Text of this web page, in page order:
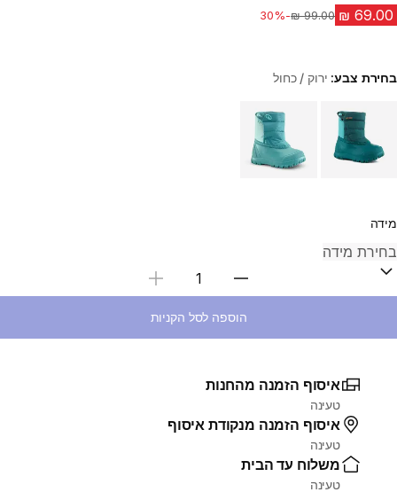
מחיר לפני הנחה
-30%
בחירת צבע: ירוק / כחול
Choose a variant
מידה
בחירת כמות
הוספה לסל הקניות
איסוף הזמנה מהחנות
טעינה
איסוף הזמנה מנקודת איסוף
טעינה
משלוח עד הבית
טעינה